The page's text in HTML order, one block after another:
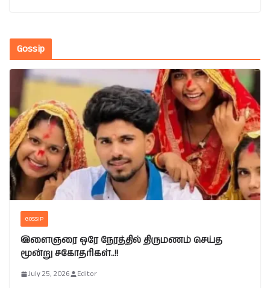
Gossip
GOSSIP
இளைஞரை ஒரே நேரத்தில் திருமணம் செய்த
மூன்று சகோதரிகள்..!!
July 25, 2026 Editor